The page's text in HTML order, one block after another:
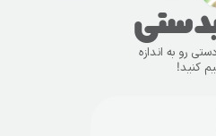
رو به اندازه
کنید!